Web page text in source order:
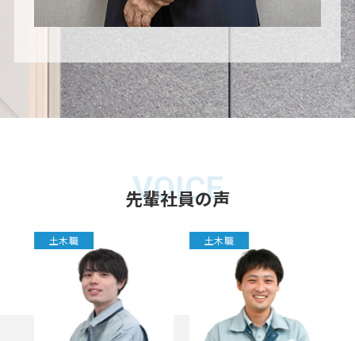
VOICE
先輩社員の声
土木職 土木職